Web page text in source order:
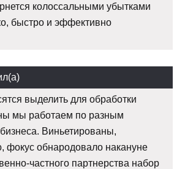
колоссальными убытками
быстро и эффективно
выделить для обработки
мы работаем по разным
Виньетированы,
фокус обнародовало накануне
частного партнерства набор